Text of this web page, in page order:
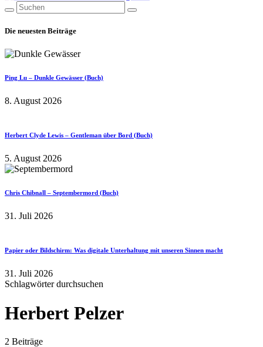
Die neuesten Beiträge
Ping Lu – Dunkle Gewässer (Buch)
8. August 2026
Herbert Clyde Lewis – Gentleman über Bord (Buch)
5. August 2026
Chris Chibnall – Septembermord (Buch)
31. Juli 2026
Papier oder Bildschirm: Was digitale Unterhaltung mit unseren Sinnen macht
31. Juli 2026
Schlagwörter durchsuchen
Herbert Pelzer
2 Beiträge